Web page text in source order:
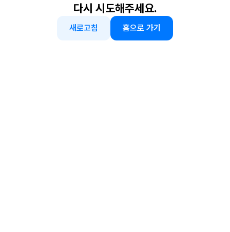
다시 시도해주세요.
새로고침 홈으로 가기